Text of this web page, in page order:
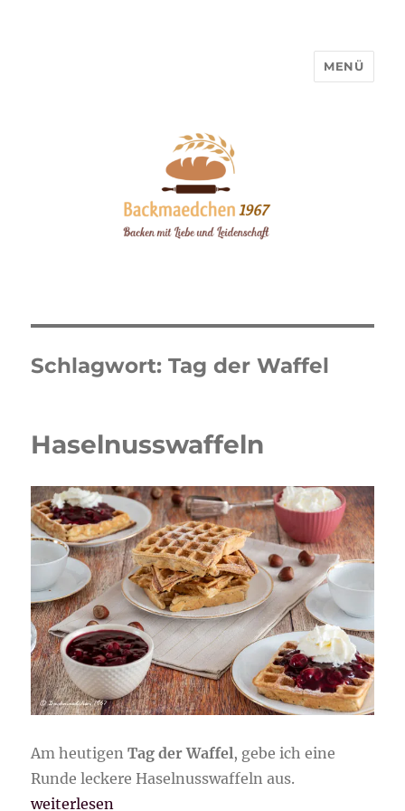
MENÜ
Schlagwort:Tag der Waffel
Haselnusswaffeln
Am heutigenTag der Waffel, gebe ich eine
Runde leckere Haselnusswaffeln aus.
„Haselnusswaffeln“
weiterlesen